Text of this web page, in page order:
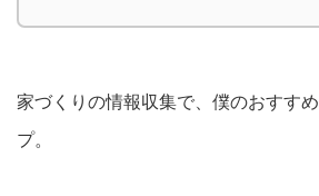
家づくりの情報収集で、僕のおすす
プ。